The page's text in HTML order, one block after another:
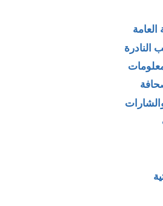
العامة
النادرة